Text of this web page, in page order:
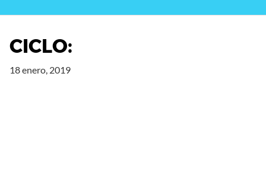
CICLO:
18 enero, 2019